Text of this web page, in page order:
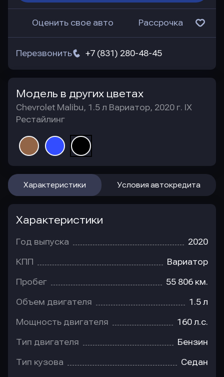
Оценить свое авто Рассрочка
+7 (831) 280-48-45
Перезвонить
Модель в других цветах
Chevrolet Malibu, 1.5 л Вариатор, 2020 г. IX
Рестайлинг
Характеристики Условия автокредита
Характеристики
Год выпуска 2020
КПП Вариатор
Пробег 55 806 км.
Объем двигателя 1.5 л
Мощность двигателя 160 л.с.
Тип двигателя Бензин
Тип кузова Седан